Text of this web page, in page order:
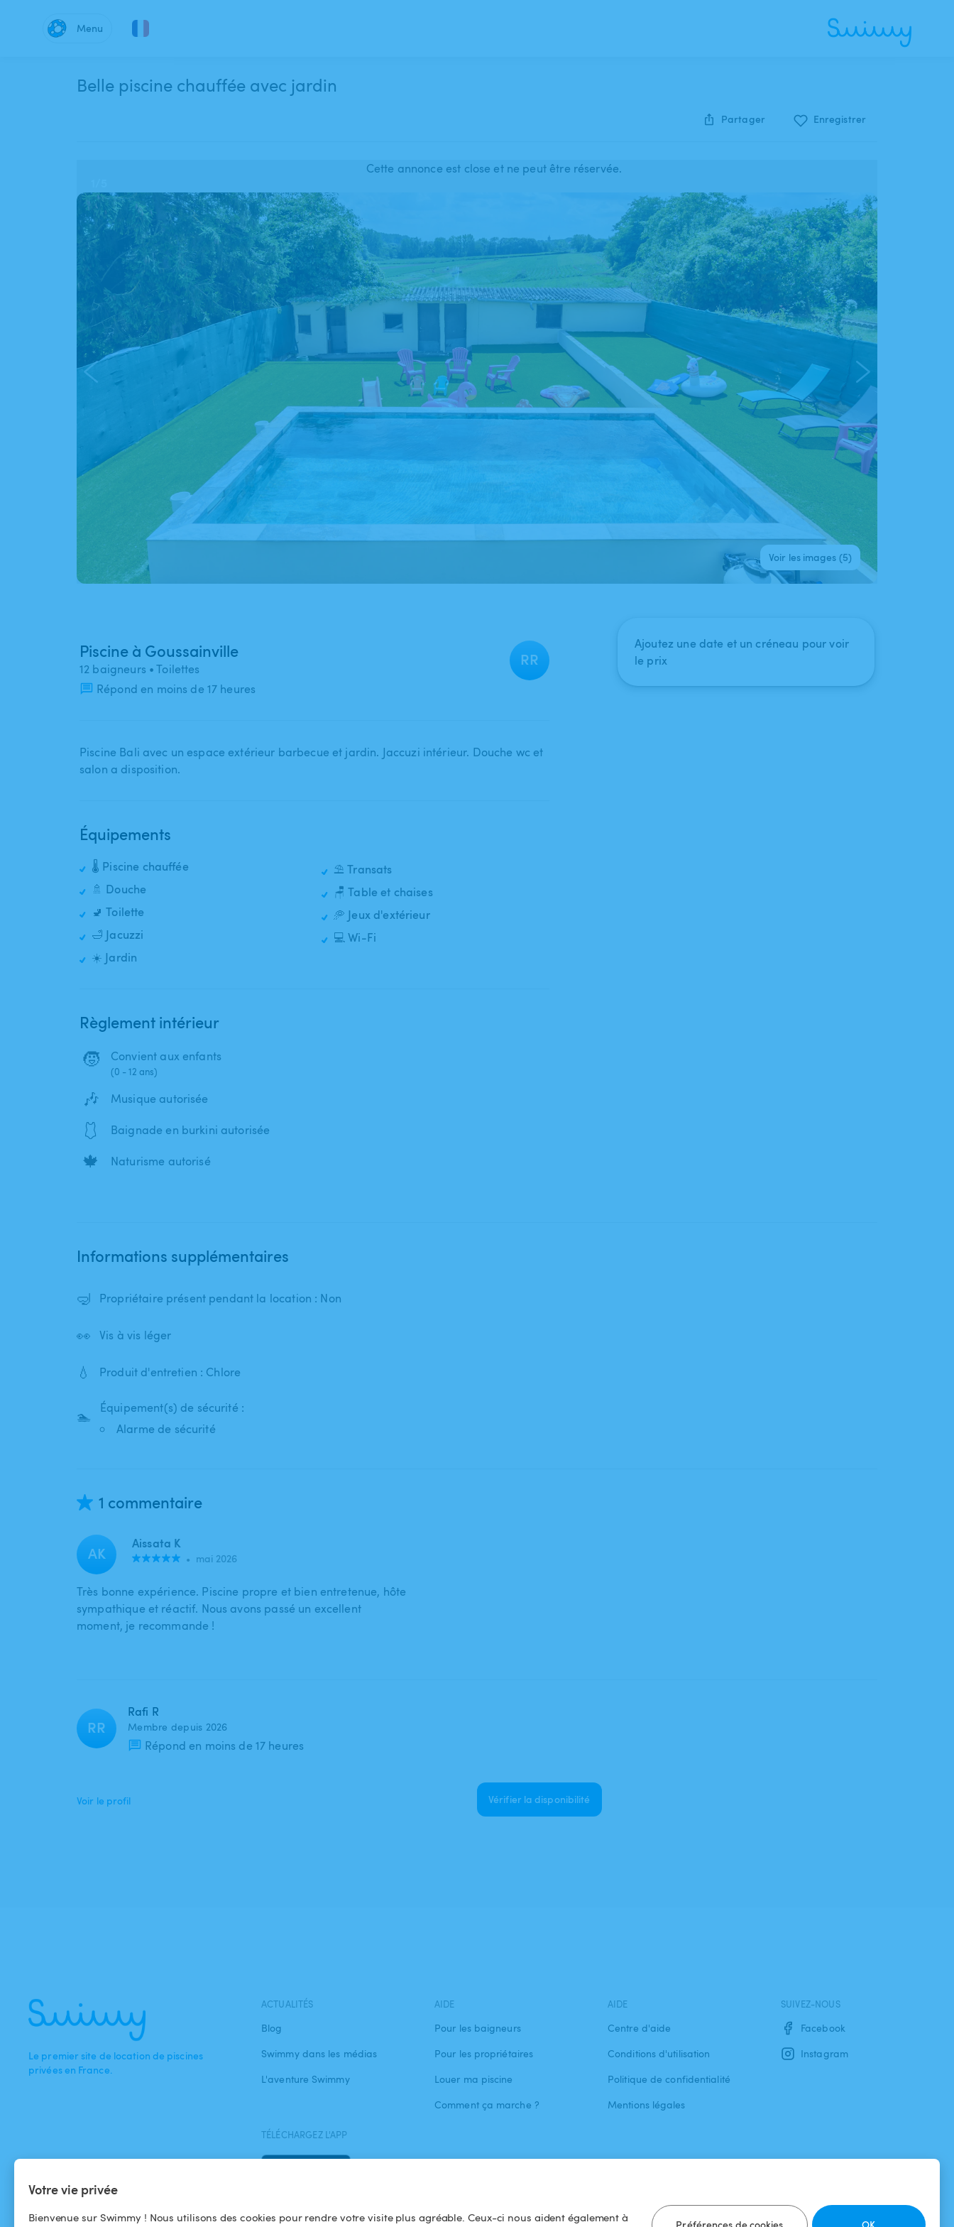
Votre vie privée
Bienvenue sur Swimmy ! Nous utilisons des cookies pour rendre votre visite plus agréable. Ceux-ci nous aident également à
Menu
Belle piscine chauffée avec jardin
Partager Enregistrer
Cette annonce est close et ne peut être réservée.
Voir les images (5)
Piscine à Goussainville
12 baigneurs • Toilettes
Répond en moins de 17 heures
RR
Piscine Bali avec un espace extérieur barbecue et jardin. Jaccuzi intérieur. Douche wc et
salon a disposition.
Équipements
🌡️ Piscine chauffée
🚿 Douche
🚽 Toilette
🛁 Jacuzzi
☀️ Jardin
⛱️ Transats
🪑 Table et chaises
🥏 Jeux d'extérieur
💻 Wi-Fi
Règlement intérieur
🧒 Convient aux enfants
(0 - 12 ans)
🎶 Musique autorisée
🩱 Baignade en burkini autorisée
🍁 Naturisme autorisé
Ajoutez une date et un créneau pour voir
le prix
Informations supplémentaires
🤿 Propriétaire présent pendant la location : Non
👀 Vis à vis léger
💧 Produit d'entretien : Chlore
🏊
Équipement(s) de sécurité :
Alarme de sécurité
1 commentaire
AK Aissata K
• mai 2026
Très bonne expérience. Piscine propre et bien entretenue, hôte
sympathique et réactif. Nous avons passé un excellent
moment, je recommande !
RR
Rafi R
Membre depuis 2026
Répond en moins de 17 heures
Voir le profil Vérifier la disponibilité
Le premier site de location de piscines
privées en France.
ACTUALITÉS
Blog
Swimmy dans les médias
L'aventure Swimmy
AIDE
Pour les baigneurs
Pour les propriétaires
Louer ma piscine
Comment ça marche ?
AIDE
Centre d'aide
Conditions d'utilisation
Politique de confidentialité
Mentions légales
SUIVEZ-NOUS
Facebook
Instagram
TÉLÉCHARGEZ L'APP